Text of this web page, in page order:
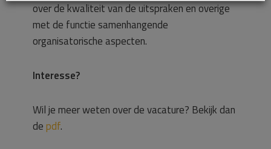
over de kwaliteit van de uitspraken en overige
met de functie samenhangende
organisatorische aspecten.
Interesse?
Wil je meer weten over de vacature? Bekijk dan
depdf.